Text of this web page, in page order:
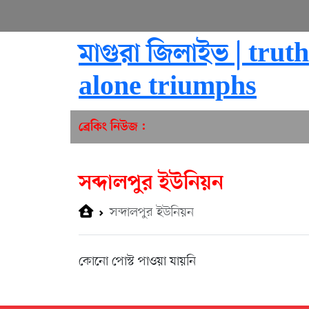
মাগুরা জিলাইভ | truth
alone triumphs
ব্রেকিং নিউজ :
সব্দালপুর ইউনিয়ন
সব্দালপুর ইউনিয়ন
কোনো পোস্ট পাওয়া যায়নি